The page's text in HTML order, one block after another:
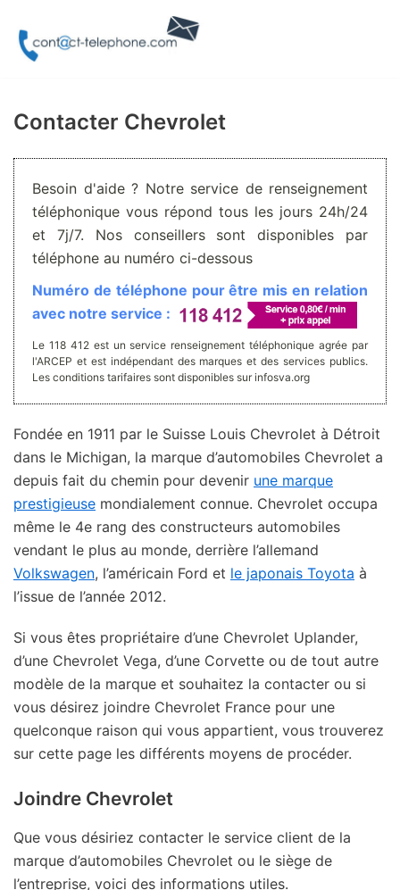
Aller
Contacter Chevrolet
Besoin d'aide ? Notre service de renseignement
téléphonique vous répond tous les jours 24h/24
et 7j/7. Nos conseillers sont disponibles par
téléphone au numéro ci-dessous
Numéro de téléphone pour être mis en relation
avec notre service :
Le 118 412 est un service renseignement téléphonique agrée par
l'ARCEP et est indépendant des marques et des services publics.
Les conditions tarifaires sont disponibles sur infosva.org
Fondée en 1911 par le Suisse Louis Chevrolet à Détroit
dans le Michigan, la marque d’automobiles Chevrolet a
depuis fait du chemin pour devenir une marque
prestigieuse mondialement connue. Chevrolet occupa
même le 4e rang des constructeurs automobiles
vendant le plus au monde, derrière l’allemand
Volkswagen, l’américain Ford et le japonais Toyota à
l’issue de l’année 2012.
Si vous êtes propriétaire d’une Chevrolet Uplander,
d’une Chevrolet Vega, d’une Corvette ou de tout autre
modèle de la marque et souhaitez la contacter ou si
vous désirez joindre Chevrolet France pour une
quelconque raison qui vous appartient, vous trouverez
sur cette page les différents moyens de procéder.
Joindre Chevrolet
Que vous désiriez contacter le service client de la
marque d’automobiles Chevrolet ou le siège de
l’entreprise, voici des informations utiles.